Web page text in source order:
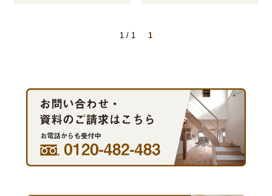
1 / 1 1